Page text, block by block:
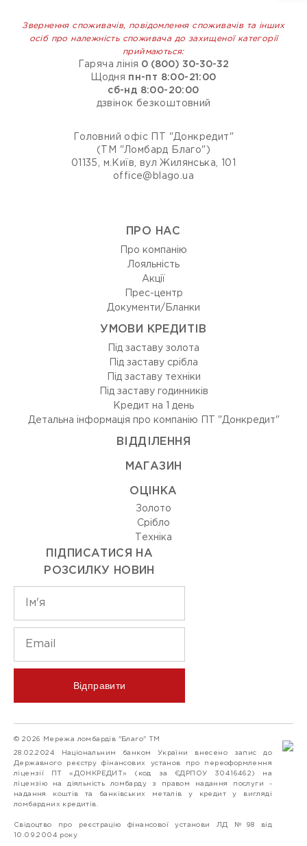
Звернення споживачів, повідомлення споживачів та інших
осіб про належність споживача до захищеної категорії
приймаються:
Гаряча лінія 0 (800) 30-30-32
Щодня пн-пт 8:00-21:00
сб-нд 8:00-20:00
дзвінок безкоштовний
Головний офіс ПТ "Донкредит"
(ТМ "Ломбард Благо")
01135, м.Київ, вул Жилянська, 101
office@blago.ua
ПРО НАС
Про компанію
Лояльність
Акції
Прес-центр
Документи/Бланки
УМОВИ КРЕДИТІВ
Під заставу золота
Під заставу срібла
Під заставу техніки
Під заставу годинників
Кредит на 1 день
Детальна інформація про компанію ПТ "Донкредит"
ВIДДIЛЕННЯ
МАГАЗИН
ОЦIНКА
Золото
Срiбло
Технiка
ПІДПИСАТИСЯ НА
РОЗСИЛКУ НОВИН
Відправити
© 2026 Мережа ломбардів "Благо" ТМ
28.02.2024 Національним банком України внесено запис до
Державного реєстру фінансових установ про переоформлення
ліцензії ПТ «ДОНКРЕДИТ» (код за ЄДРПОУ 30416462) на
ліцензію на діяльність ломбарду з правом надання послуги -
надання коштів та банківських металів у кредит у вигляді
ломбардних кредитів.
Свідоцтво про реєстрацію фінансової установи ЛД №98 від
10.09.2004 року